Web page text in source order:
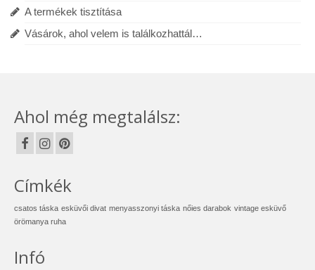
A termékek tisztítása
Vásárok, ahol velem is találkozhattál…
Ahol még megtalálsz:
Címkék
csatos táska esküvői divat menyasszonyi táska nőies darabok vintage esküvő
örömanya ruha
Infó